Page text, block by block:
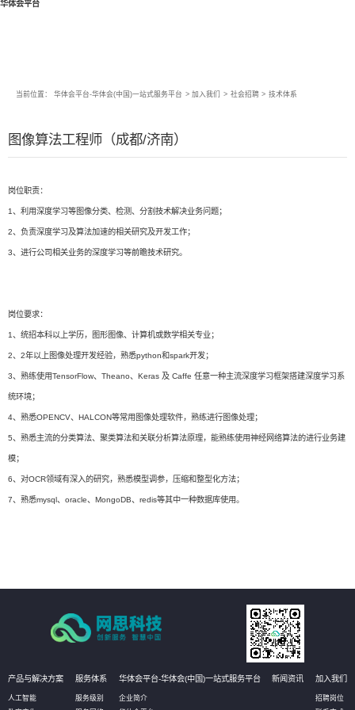
华体会平台
当前位置： 华体会平台-华体会(中国)一站式服务平台 > 加入我们 > 社会招聘 > 技术体系
图像算法工程师（成都/济南）
岗位职责：
1、利用深度学习等图像分类、检测、分割技术解决业务问题；
2、负责深度学习及算法加速的相关研究及开发工作；
3、进行公司相关业务的深度学习等前瞻技术研究。
岗位要求：
1、统招本科以上学历，图形图像、计算机或数学相关专业；
2、2年以上图像处理开发经验，熟悉python和spark开发；
3、熟练使用TensorFlow、Theano、Keras 及 Caffe 任意一种主流深度学习框架搭建深度学习系
统环境；
4、熟悉OPENCV、HALCON等常用图像处理软件，熟练进行图像处理；
5、熟悉主流的分类算法、聚类算法和关联分析算法原理，能熟练使用神经网络算法的进行业务建
模；
6、对OCR领域有深入的研究，熟悉模型调参，压缩和整型化方法；
7、熟悉mysql、oracle、MongoDB、redis等其中一种数据库使用。
产品与解决方案
人工智能
服务体系
服务级别
华体会平台-华体会(中国)一站式服务平台
企业简介
新闻资讯 加入我们
招聘岗位